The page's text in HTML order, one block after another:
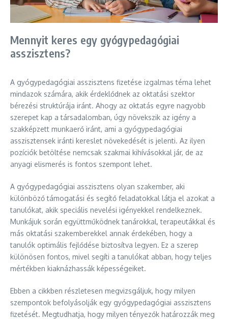
Mennyit keres egy gyógypedagógiai
asszisztens?
A gyógypedagógiai asszisztens fizetése izgalmas téma lehet
mindazok számára, akik érdeklődnek az oktatási szektor
bérezési struktúrája iránt. Ahogy az oktatás egyre nagyobb
szerepet kap a társadalomban, úgy növekszik az igény a
szakképzett munkaerő iránt, ami a gyógypedagógiai
asszisztensek iránti kereslet növekedését is jelenti. Az ilyen
pozíciók betöltése nemcsak szakmai kihívásokkal jár, de az
anyagi elismerés is fontos szempont lehet.
A gyógypedagógiai asszisztens olyan szakember, aki
különböző támogatási és segítő feladatokkal látja el azokat a
tanulókat, akik speciális nevelési igényekkel rendelkeznek.
Munkájuk során együttműködnek tanárokkal, terapeutákkal és
más oktatási szakemberekkel annak érdekében, hogy a
tanulók optimális fejlődése biztosítva legyen. Ez a szerep
különösen fontos, mivel segíti a tanulókat abban, hogy teljes
mértékben kiaknázhassák képességeiket.
Ebben a cikkben részletesen megvizsgáljuk, hogy milyen
szempontok befolyásolják egy gyógypedagógiai asszisztens
fizetését. Megtudhatja, hogy milyen tényezők határozzák meg